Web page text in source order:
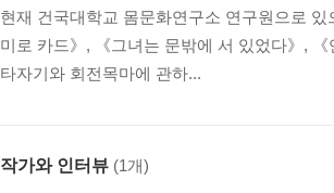
현재 건국대학교 몸문화연구소 연구원으로
미로 카드》, 《그녀는 문밖에 서 있었다》,
타자기와 회전목마에 관하...
작가와 인터뷰 (1개)